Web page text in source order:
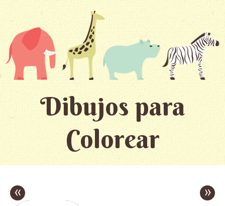
Dibujos para
Colorear
« »